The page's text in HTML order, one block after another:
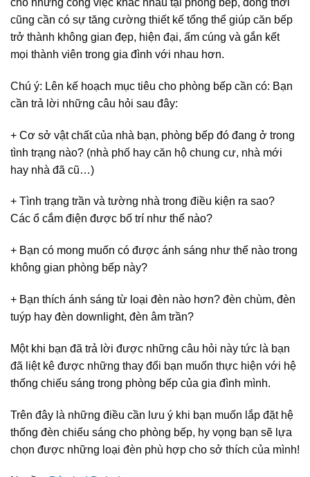
cho những công việc khác nhau tại phòng bếp, đồng thời
cũng cần có sự tăng cường thiết kế tổng thể giúp căn bếp
trở thành không gian đẹp, hiện đại, ấm cúng và gắn kết
mọi thành viên trong gia đình với nhau hơn.
Chú ý: Lên kế hoạch mục tiêu cho phòng bếp cần có: Bạn
cần trả lời những câu hỏi sau đây:
+ Cơ sở vật chất của nhà bạn, phòng bếp đó đang ở trong
tình trạng nào? (nhà phố hay căn hộ chung cư, nhà mới
hay nhà đã cũ…)
+ Tình trạng trần và tường nhà trong điều kiện ra sao?
Các ổ cắm điện được bố trí như thế nào?
+ Bạn có mong muốn có được ánh sáng như thế nào trong
không gian phòng bếp này?
+ Bạn thích ánh sáng từ loại đèn nào hơn? đèn chùm, đèn
tuýp hay đèn downlight, đèn âm trần?
Một khi bạn đã trả lời được những câu hỏi này tức là bạn
đã liệt kê được những thay đổi bạn muốn thực hiện với hệ
thống chiếu sáng trong phòng bếp của gia đình mình.
Trên đây là những điều cần lưu ý khi bạn muốn lắp đặt hệ
thống đèn chiếu sáng cho phòng bếp, hy vọng bạn sẽ lựa
chọn được những loại đèn phù hợp cho sở thích của mình!